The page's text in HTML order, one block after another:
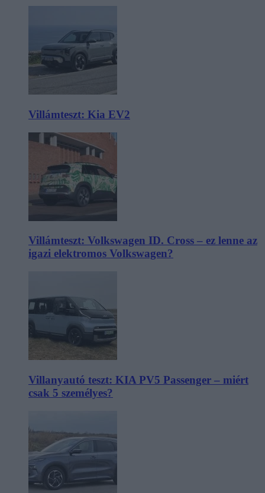
Villámteszt: Kia EV2
Villámteszt: Volkswagen ID. Cross – ez lenne az
igazi elektromos Volkswagen?
Villanyautó teszt: KIA PV5 Passenger – miért
csak 5 személyes?